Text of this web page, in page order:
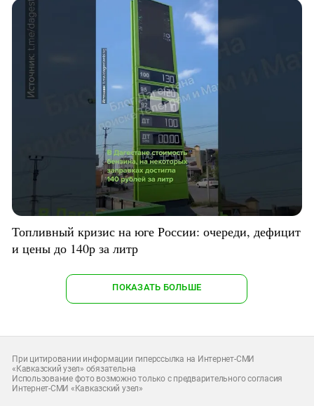
Топливный кризис на юге России: очереди, дефицит
и цены до 140р за литр
ПОКАЗАТЬ БОЛЬШЕ
При цитировании информации гиперссылка на Интернет-СМИ
«Кавказский узел» обязательна
Использование фото возможно только с предварительного согласия
Интернет-СМИ «Кавказский узел»